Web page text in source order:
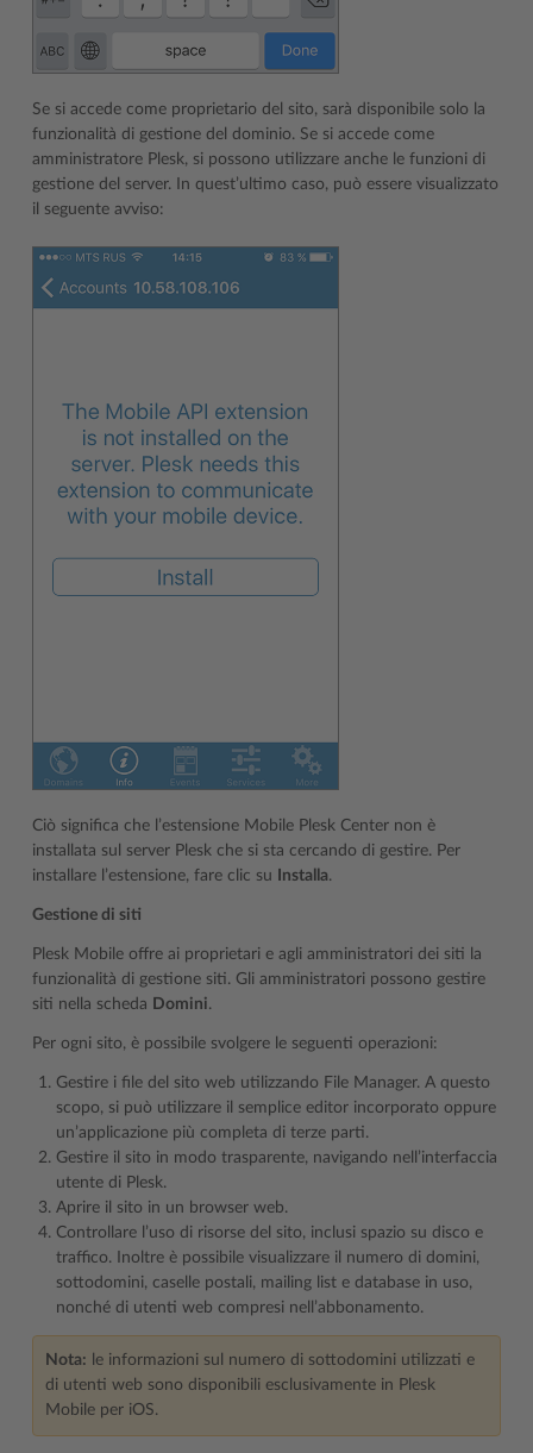
Se si accede come proprietario del sito, sarà disponibile solo la
funzionalità di gestione del dominio. Se si accede come
amministratore Plesk, si possono utilizzare anche le funzioni di
gestione del server. In quest’ultimo caso, può essere visualizzato
il seguente avviso:
Ciò significa che l’estensione Mobile Plesk Center non è
installata sul server Plesk che si sta cercando di gestire. Per
installare l’estensione, fare clic su
Installa.
Gestione di siti
Plesk Mobile offre ai proprietari e agli amministratori dei siti la
funzionalità di gestione siti. Gli amministratori possono gestire
siti nella scheda Domini.
Per ogni sito, è possibile svolgere le seguenti operazioni:
Gestire i file del sito web utilizzando File Manager. A questo
scopo, si può utilizzare il semplice editor incorporato oppure
un’applicazione più completa di terze parti.
Gestire il sito in modo trasparente, navigando nell’interfaccia
utente di Plesk.
Aprire il sito in un browser web.
Controllare l’uso di risorse del sito, inclusi spazio su disco e
traffico. Inoltre è possibile visualizzare il numero di domini,
sottodomini, caselle postali, mailing list e database in uso,
nonché di utenti web compresi nell’abbonamento.
Nota: le informazioni sul numero di sottodomini utilizzati e
di utenti web sono disponibili esclusivamente in Plesk
Mobile per iOS.